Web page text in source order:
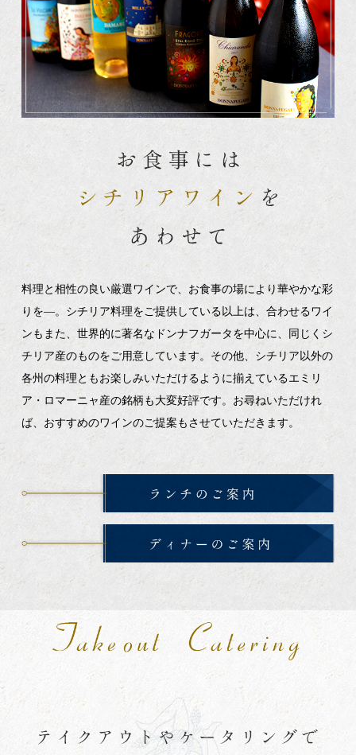
料理と相性の良い厳選ワインで、お食事の場により華やかな彩
りを―。シチリア料理をご提供している以上は、合わせるワイ
ンもまた、世界的に著名なドンナフガータを中心に、同じくシ
チリア産のものをご用意しています。その他、シチリア以外の
各州の料理ともお楽しみいただけるように揃えているエミリ
ア・ロマーニャ産の銘柄も大変好評です。お尋ねいただけれ
ば、おすすめのワインのご提案もさせていただきます。